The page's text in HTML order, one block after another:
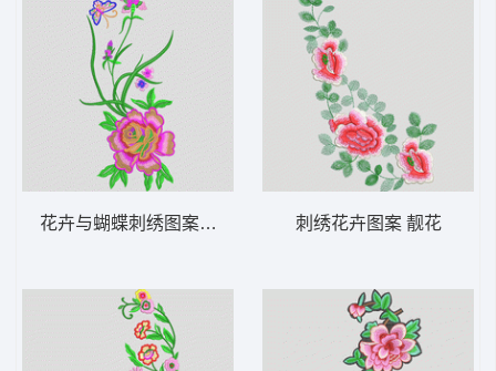
花卉与蝴蝶刺绣图案 靓花 刺绣花卉图案 靓花